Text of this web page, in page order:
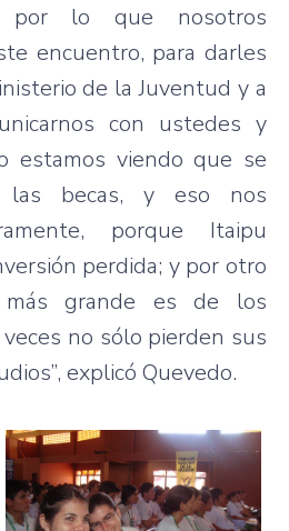
por lo que nosotros
encuentro, para darles
de la Juventud y a
con ustedes y
estamos viendo que se
las becas, y eso nos
porque Itaipu
perdida; y por otro
grande es de los
no sólo pierden sus
explicó Quevedo.